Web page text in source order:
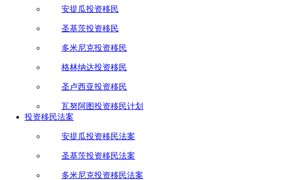
安提瓜投资移民
圣基茨投资移民
多米尼克投资移民
格林纳达投资移民
圣卢西亚投资移民
瓦努阿图投资移民计划
投资移民法案
安提瓜投资移民法案
圣基茨投资移民法案
多米尼克投资移民法案